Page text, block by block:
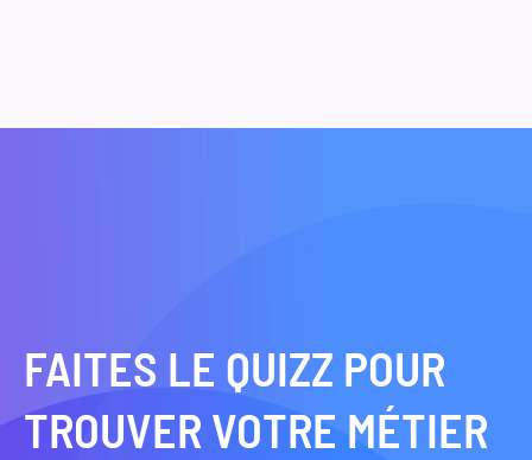
FAITES LE QUIZZ POUR
TROUVER VOTRE MÉTIER